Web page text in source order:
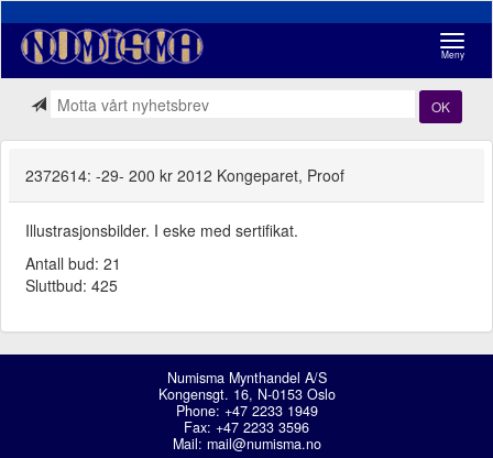
Meny
OK
2372614: -29- 200 kr 2012 Kongeparet, Proof
Illustrasjonsbilder. I eske med sertifikat.
Antall bud: 21
Sluttbud: 425
Numisma Mynthandel A/S
Kongensgt. 16, N-0153 Oslo
Phone: +47 2233 1949
Fax: +47 2233 3596
Mail: mail@numisma.no